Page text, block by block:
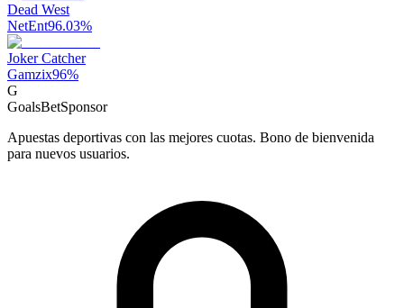
Dead West
NetEnt96.03%
Joker Catcher
Gamzix96%
G
GoalsBetSponsor
Apuestas deportivas con las mejores cuotas. Bono de bienvenida
para nuevos usuarios.